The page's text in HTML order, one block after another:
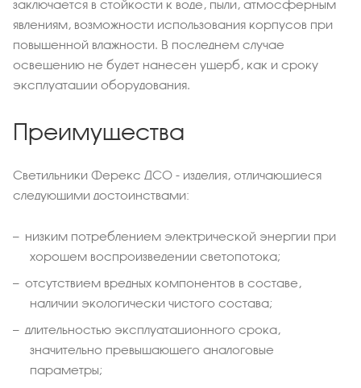
заключается в стойкости к воде, пыли, атмосферным
явлениям, возможности использования корпусов при
повышенной влажности. В последнем случае
освещению не будет нанесен ущерб, как и сроку
эксплуатации оборудования.
Преимущества
Светильники Ферекс ДСО - изделия, отличающиеся
следующими достоинствами:
низким потреблением электрической энергии при
хорошем воспроизведении светопотока;
отсутствием вредных компонентов в составе,
наличии экологически чистого состава;
длительностью эксплуатационного срока,
значительно превышающего аналоговые
параметры;